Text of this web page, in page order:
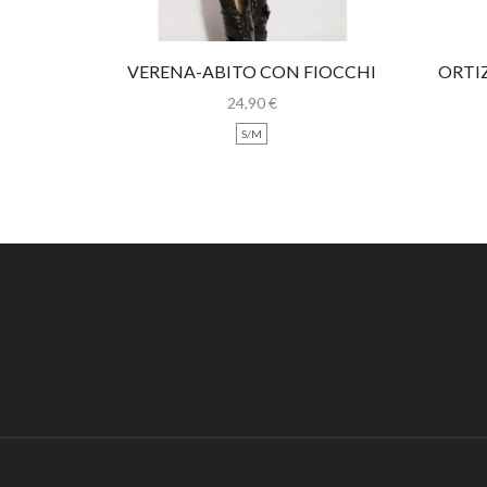
VERENA-ABITO CON FIOCCHI
LEOPARDATI
24,90€
S/M